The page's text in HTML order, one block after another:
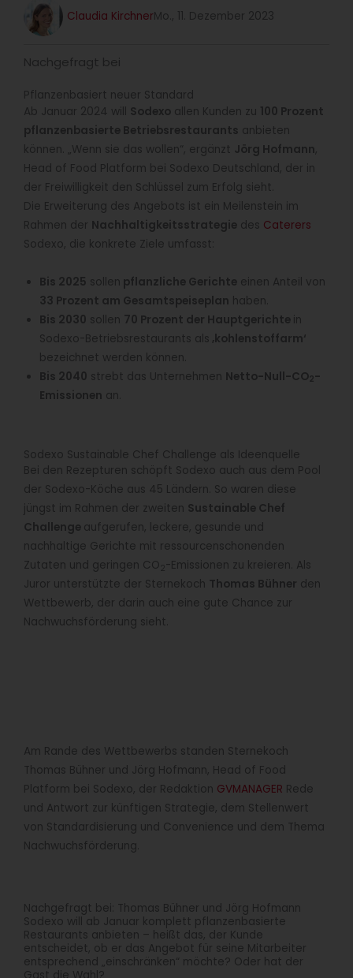
Claudia KirchnerMo., 11. Dezember 2023
Nachgefragt bei
Pflanzenbasiert neuer Standard
Ab Januar 2024 will Sodexo allen Kunden zu 100 Prozent
pflanzenbasierte Betriebsrestaurants anbieten
können. „Wenn sie das wollen“, ergänzt Jörg Hofmann,
Head of Food Platform bei Sodexo Deutschland, der in
der Freiwilligkeit den Schlüssel zum Erfolg sieht.
Die Erweiterung des Angebots ist ein Meilenstein im
Rahmen der Nachhaltigkeitsstrategie des Caterers
Sodexo, die konkrete Ziele umfasst:
Bis 2025 sollen pflanzliche Gerichte einen Anteil von
33 Prozent am Gesamtspeiseplan haben.
Bis 2030 sollen 70 Prozent der Hauptgerichte in
Sodexo-Betriebsrestaurants als ‚kohlenstoffarm‘
bezeichnet werden können.
Bis 2040 strebt das Unternehmen Netto-Null-CO2-
Emissionen an.
Sodexo Sustainable Chef Challenge als Ideenquelle
Bei den Rezepturen schöpft Sodexo auch aus dem Pool
der Sodexo-Köche aus 45 Ländern. So waren diese
jüngst im Rahmen der zweiten Sustainable Chef
Challenge aufgerufen, leckere, gesunde und
nachhaltige Gerichte mit ressourcenschonenden
Zutaten und geringen CO2 -Emissionen zu kreieren. Als
Juror unterstützte der Sternekoch Thomas Bühner den
Wettbewerb, der darin auch eine gute Chance zur
Nachwuchsförderung sieht.
Am Rande des Wettbewerbs standen Sternekoch
Thomas Bühner und Jörg Hofmann, Head of Food
Platform bei Sodexo, der Redaktion GVMANAGER Rede
und Antwort zur künftigen Strategie, dem Stellenwert
von Standardisierung und Convenience und dem Thema
Nachwuchsförderung.
Nachgefragt bei: Thomas Bühner und Jörg Hofmann
Sodexo will ab Januar komplett pflanzenbasierte
Restaurants anbieten – heißt das, der Kunde
entscheidet, ob er das Angebot für seine Mitarbeiter
entsprechend „einschränken“ möchte? Oder hat der